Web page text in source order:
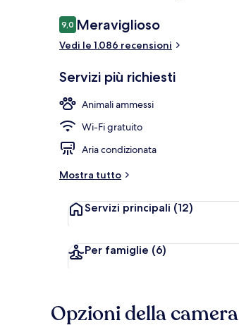
Recensioni
9,09,0 su 10
Meraviglioso
Vedi le 1.086 recensioni
Servizi più richiesti
Animali ammessi
Wi-Fi gratuito
Aria condizionata
Mostra tutto
Servizi principali (12)
Per famiglie (6)
Opzioni della camera